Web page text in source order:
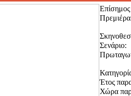
Επίσημος
Σενάριο:
Έτος
Χώρα